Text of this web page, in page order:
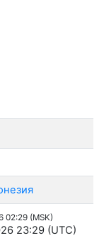
02:29 (MSK)
23:29 (UTC)